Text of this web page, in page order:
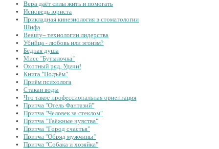
Вера даёт силы жить и помогать
Исповедь юриста
Прикладная кинезиология в стоматологии
Шифа
Beauty– технологии лидерства
Убийца - любовь или эгоизм?
Бедная душа
Мисс "Бутылочка"
Охотный ряд, Удачи!
Книга "Подъём"
Приём психолога
Стакан воды
Что такое профессиональная ориентация
Притча "Отель Фантазий"
Притча "Человек за стеклом"
Притча "Таёжные чувства"
Притча "Город счастья"
Притча "Обряд мужчины"
Притча "Собака и хозяйка"